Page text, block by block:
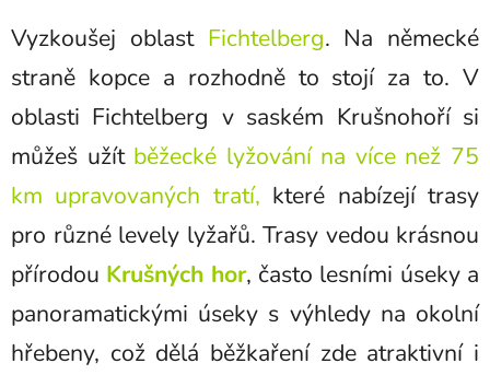
Vyzkoušej oblast Fichtelberg. Na německé
straně kopce a rozhodně to stojí za to. V
oblasti Fichtelberg v saském Krušnohoří si
můžeš užít běžecké lyžování na více než 75
km upravovaných tratí, které nabízejí trasy
pro různé levely lyžařů. Trasy vedou krásnou
přírodou Krušných hor, často lesními úseky a
panoramatickými úseky s výhledy na okolní
hřebeny, což dělá běžkaření zde atraktivní i